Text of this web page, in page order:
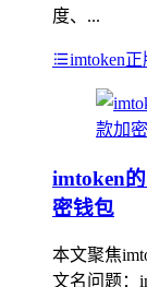
度、...
imtoken
imtoken
密钱包
本文聚焦
文名问题：